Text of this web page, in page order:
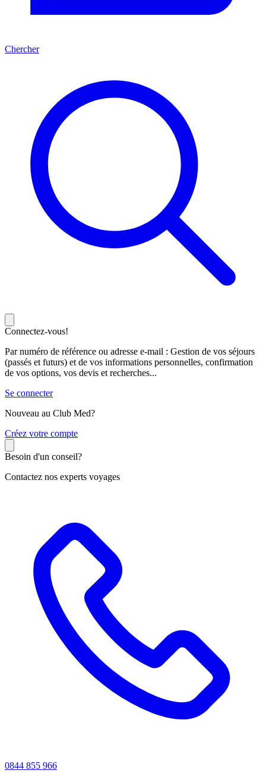
Chercher
Connectez-vous!
Par numéro de référence ou adresse e-mail : Gestion de vos séjours
(passés et futurs) et de vos informations personnelles, confirmation
de vos options, vos devis et recherches...
Se connecter
Nouveau au Club Med?
Créez votre compte
Besoin d'un conseil?
Contactez nos experts voyages
0844 855 966